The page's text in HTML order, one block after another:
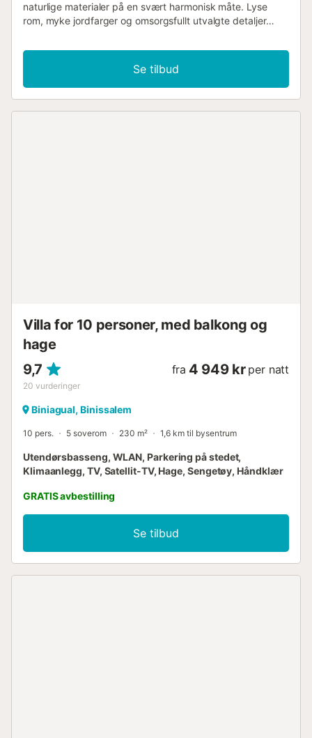
naturlige materialer på en svært harmonisk måte. Lyse
rom, myke jordfarger og omsorgsfullt utvalgte detaljer
nyt måltidene sammen og avrund dagen med et glass vin.
Den omsorgsfullt anlagte hagen innbyr til herlige dager
utendørs. Nyt solfylte timer ved bassenget, omgitt av
palmer og tropisk vegetasjon. Slapp av på en av
Se tilbud
Villa for 10 personer, med balkong og
hage
9,7
20 vurderinger
fra 4 949 kr per natt
Biniagual, Binissalem
10 pers. 5 soverom 230 m² 1,6 km til bysentrum
Utendørsbasseng, WLAN, Parkering på stedet,
Klimaanlegg, TV, Satellit-TV, Hage, Sengetøy, Håndklær
GRATIS avbestilling
Se tilbud